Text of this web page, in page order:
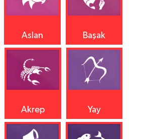
Aslan Başak
Akrep Yay